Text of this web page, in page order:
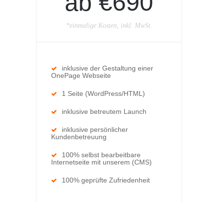
*einmalige Kosten, inkl. MwSt.
inklusive der Gestaltung einer
OnePage Webseite
1 Seite (WordPress/HTML)
inklusive betreutem Launch
inklusive persönlicher
Kundenbetreuung
100% selbst bearbeitbare
Internetseite mit unserem (CMS)
100% geprüfte Zufriedenheit